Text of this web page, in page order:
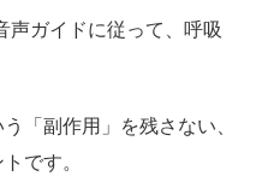
声ガイドに従って、呼吸
「副作用」を残さない、
です。